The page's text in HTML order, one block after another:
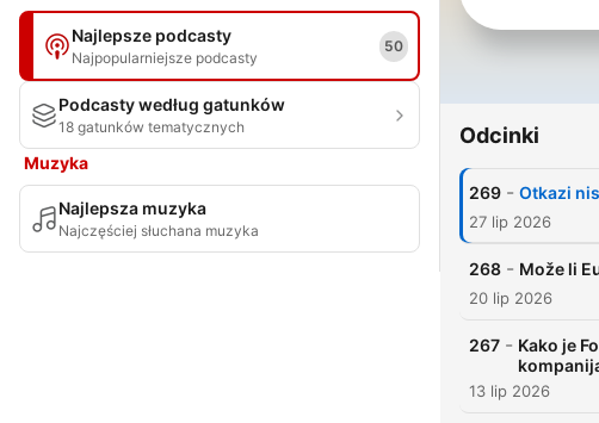
Najlepsze podcasty
Najpopularniejsze podcasty
50
Podcasty według gatunków
18 gatunków tematycznych
Muzyka
Najlepsza muzyka
Najczęściej słuchana muzyka
Odcinki
269 - Otkazi
27 lip 2026
268 - Može li
20 lip 2026
267 - Kako je
13 lip 2026